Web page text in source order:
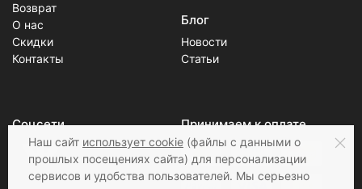
Возврат
О нас
Скидки
Контакты
Блог
Новости
Статьи
Соцсети Принимаем к оплате
Наш сайт использует cookie (файлы с данными о
прошлых посещениях сайта) для персонализации
сервисов и удобства пользователей. Мы серьезно